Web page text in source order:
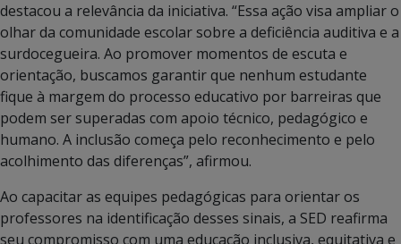
destacou a relevância da iniciativa. “Essa ação visa ampliar o
olhar da comunidade escolar sobre a deficiência auditiva e a
surdocegueira. Ao promover momentos de escuta e
orientação, buscamos garantir que nenhum estudante
fique à margem do processo educativo por barreiras que
podem ser superadas com apoio técnico, pedagógico e
humano. A inclusão começa pelo reconhecimento e pelo
acolhimento das diferenças”, afirmou.
Ao capacitar as equipes pedagógicas para orientar os
professores na identificação desses sinais, a SED reafirma
seu compromisso com uma educação inclusiva, equitativa e